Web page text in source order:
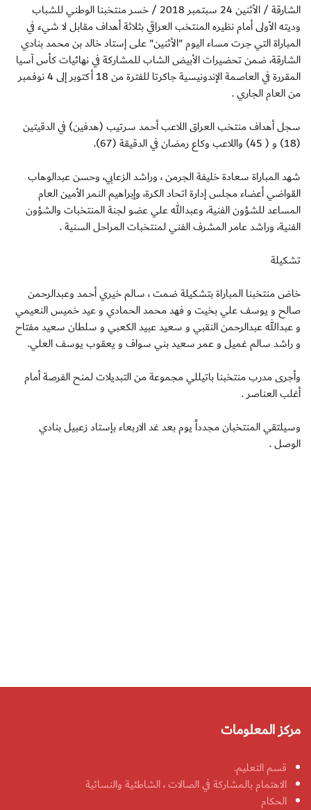
الشارقة / الأثنين 24 سبتمبر 2018 / خسر منتخبنا الوطني للشباب
وديته الأولى أمام نظيره المنتخب العراقي بثلاثة أهداف مقابل لا شيء في
المباراة التي جرت مساء اليوم "الأثنين" على إستاد خالد بن محمد بنادي
الشارقة، ضمن تحضيرات الأبيض الشاب للمشاركة في نهائيات كأس آسيا
المقررة في العاصمة الإندونيسية جاكرتا للفترة من 18 أكتوبر إلى 4 نوفمبر
من العام الجاري .
سجل أهداف منتخب العراق اللاعب أحمد سرتيب (هدفين) في الدقيتين
(18) و ( 45) واللاعب وكاع رمضان في الدقيقة (67).
شهد المباراة سعادة خليفة الجرمن ، وراشد الزعابي، وحسن عبدالوهاب
القواضي أعضاء مجلس إدارة اتحاد الكرة، وإبراهيم النمر الأمين العام
المساعد للشؤون الفنية، وعبدالله علي عضو لجنة المنتخبات والشؤون
الفنية، وراشد عامر المشرف الفني لمنتخبات المراحل السنية .
تشكيلة
خاض منتخبنا المباراة بتشكيلة ضمت ، سالم خيري أحمد وعبدالرحمن
صالح و يوسف علي بخيت و فهد محمد الحمادي و عيد خميس النعيمي
و عبدالله عبدالرحمن النقبي و سعيد عبيد الكعبي و سلطان سعيد مفتاح
و راشد سالم غميل و عمر سعيد بني سواف و يعقوب يوسف العلي.
وأجرى مدرب منتخبنا باتيللي مجموعة من التبديلات لمنح الفرصة أمام
أغلب العناصر .
وسيلتقي المنتخبان مجدداً يوم بعد غد الاربعاء بإستاد زعبيل بنادي
الوصل .
مركز المعلومات
قسم التعليم.
الاهتمام بالمشاركة في الصالات ، الشاطئية والنسائية
الحكام